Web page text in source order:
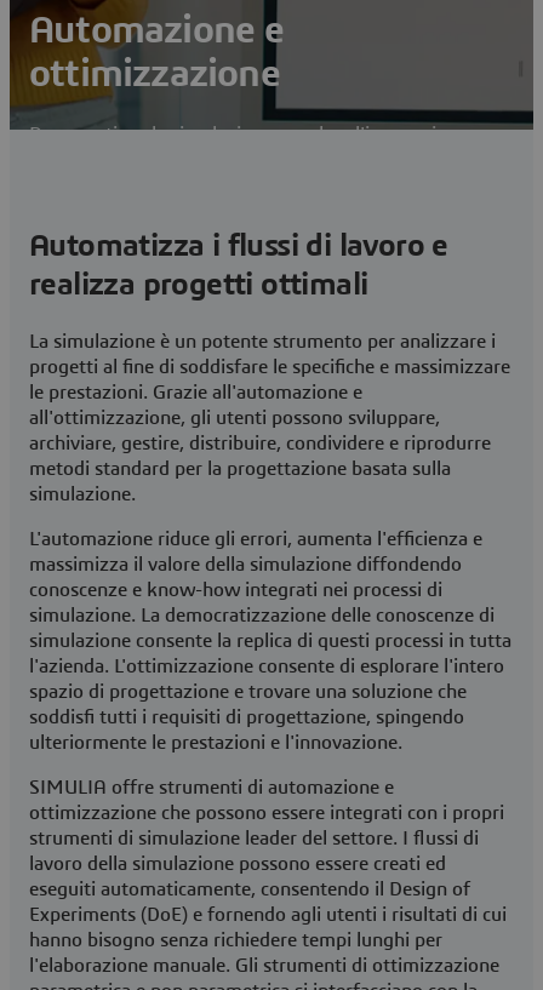
Automazione e
ottimizzazione
Democratizza la simulazione, accelera l'innovazione e
Visita la community di utenti SIMULIA
Automatizza i flussi di lavoro e
realizza progetti ottimali
La simulazione è un potente strumento per analizzare i
progetti al fine di soddisfare le specifiche e massimizzare
le prestazioni. Grazie all'automazione e
all'ottimizzazione, gli utenti possono sviluppare,
archiviare, gestire, distribuire, condividere e riprodurre
metodi standard per la progettazione basata sulla
simulazione.
L'automazione riduce gli errori, aumenta l'efficienza e
massimizza il valore della simulazione diffondendo
conoscenze e know-how integrati nei processi di
simulazione. La democratizzazione delle conoscenze di
simulazione consente la replica di questi processi in tutta
l'azienda. L'ottimizzazione consente di esplorare l'intero
spazio di progettazione e trovare una soluzione che
soddisfi tutti i requisiti di progettazione, spingendo
ulteriormente le prestazioni e l'innovazione.
SIMULIA offre strumenti di automazione e
ottimizzazione che possono essere integrati con i propri
strumenti di simulazione leader del settore. I flussi di
lavoro della simulazione possono essere creati ed
eseguiti automaticamente, consentendo il Design of
Experiments (DoE) e fornendo agli utenti i risultati di cui
hanno bisogno senza richiedere tempi lunghi per
l'elaborazione manuale. Gli strumenti di ottimizzazione